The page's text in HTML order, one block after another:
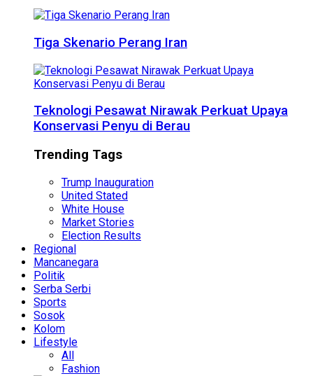
Tiga Skenario Perang Iran
Teknologi Pesawat Nirawak Perkuat Upaya
Konservasi Penyu di Berau
Trending Tags
Trump Inauguration
United Stated
White House
Market Stories
Election Results
Regional
Mancanegara
Politik
Serba Serbi
Sports
Sosok
Kolom
Lifestyle
All
Fashion